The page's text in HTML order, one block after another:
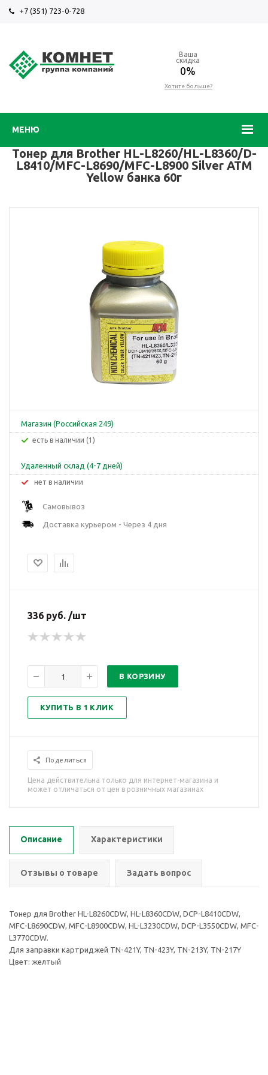
+7 (351) 723-0-728
МЕНЮ
Ваша
скидка
0%
Хотите больше?
Тонер для Brother HL-L8260/HL-L8360/D-
L8410/MFC-L8690/MFC-L8900 Silver ATM
Yellow банка 60г
Магазин (Российская 249)
Есть в наличии (1)
Удаленный склад (4-7 дней)
Нет в наличии
Самовывоз
Доставка курьером - Через 4 дня
336 руб. /шт
В КОРЗИНУ
КУПИТЬ В 1 КЛИК
Поделиться
Цена действительна только для интернет-магазина и
может отличаться от цен в розничных магазинах
Описание Характеристики
Отзывы о товаре Задать вопрос
Тонер для Brother HL-L8260CDW, HL-L8360CDW, DCP-L8410CDW,
MFC-L8690CDW, MFC-L8900CDW, HL-L3230CDW, DCP-L3550CDW, MFC-
L3770CDW.
Для заправки картриджей TN-421Y, TN-423Y, TN-213Y, TN-217Y
Цвет: желтый